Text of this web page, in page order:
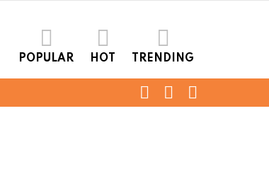
POPULAR HOT TRENDING
FOLLOWSEARCH